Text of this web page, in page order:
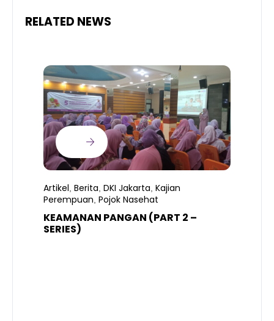
RELATED NEWS
Artikel, Berita, DKI Jakarta, Kajian
Perempuan, Pojok Nasehat
KEAMANAN PANGAN (PART 2 –
SERIES)